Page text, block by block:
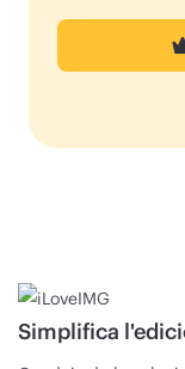
Simplifica